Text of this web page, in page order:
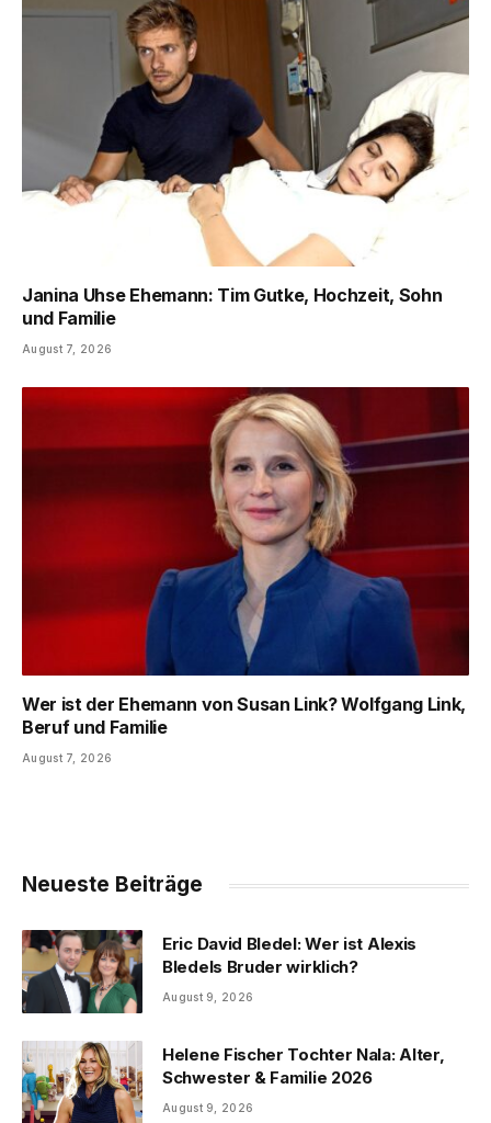
Janina Uhse Ehemann: Tim Gutke, Hochzeit, Sohn
und Familie
August 7, 2026
Wer ist der Ehemann von Susan Link? Wolfgang Link,
Beruf und Familie
August 7, 2026
Neueste Beiträge
Eric David Bledel: Wer ist Alexis
Bledels Bruder wirklich?
August 9, 2026
Helene Fischer Tochter Nala: Alter,
Schwester & Familie 2026
August 9, 2026